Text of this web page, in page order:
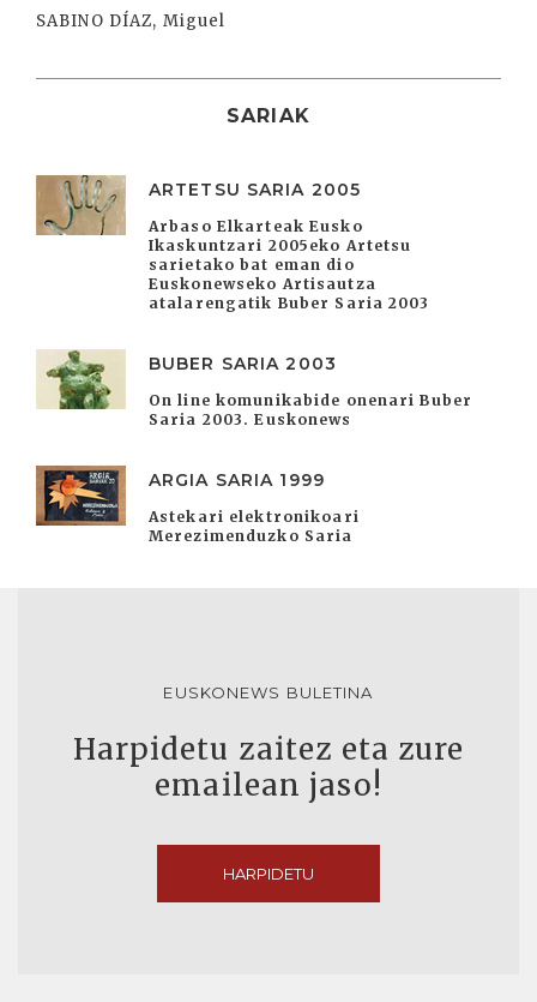
SABINO DÍAZ, Miguel
SARIAK
ARTETSU SARIA 2005
Arbaso Elkarteak Eusko
Ikaskuntzari 2005eko Artetsu
sarietako bat eman dio
Euskonewseko Artisautza
atalarengatik Buber Saria 2003
BUBER SARIA 2003
On line komunikabide onenari Buber
Saria 2003. Euskonews
ARGIA SARIA 1999
Astekari elektronikoari
Merezimenduzko Saria
EUSKONEWS BULETINA
Harpidetu zaitez eta zure
emailean jaso!
HARPIDETU